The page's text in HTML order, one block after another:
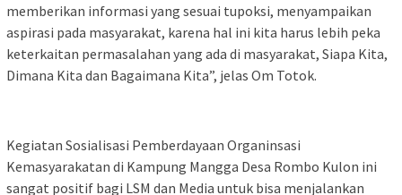
memberikan informasi yang sesuai tupoksi, menyampaikan
aspirasi pada masyarakat, karena hal ini kita harus lebih peka
keterkaitan permasalahan yang ada di masyarakat, Siapa Kita,
Dimana Kita dan Bagaimana Kita”, jelas Om Totok.
Kegiatan Sosialisasi Pemberdayaan Organinsasi
Kemasyarakatan di Kampung Mangga Desa Rombo Kulon ini
sangat positif bagi LSM dan Media untuk bisa menjalankan